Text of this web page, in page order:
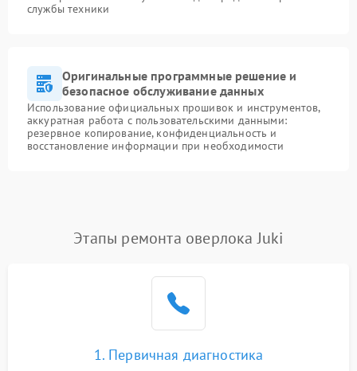
службы техники
Оригинальные программные решение и
безопасное обслуживание данных
Использование официальных прошивок и инструментов,
аккуратная работа с пользовательскими данными:
резервное копирование, конфиденциальность и
восстановление информации при необходимости
Этапы ремонта оверлока Juki
1. Первичная диагностика